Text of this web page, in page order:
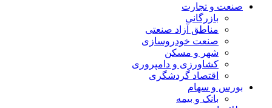
صنعت و تجارت
بازرگانی
مناطق آزاد صنعتی
صنعت خودروسازی
شهر و مسکن
کشاورزی و دامپروری
اقتصاد گردشگری
بورس و سهام
بانک و بیمه